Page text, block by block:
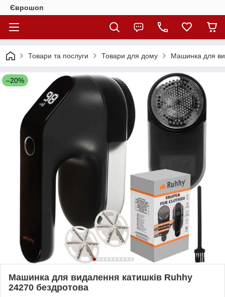
Єврошоп
Товари та послуги Товари для дому Машинка для
–20%
Машинка для видалення катишків Ruhhy
24270 бездротова